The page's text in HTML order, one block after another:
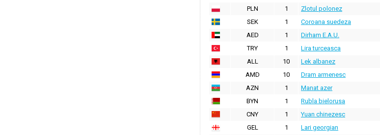
PLN
1 Zlotul polonez
SEK
1 Coroana suedeza
AED
1 Dirham E.A.U.
TRY
1 Lira turceasca
ALL
10 Lek albanez
AMD
10 Dram armenesc
AZN
1 Manat azer
BYN
1 Rubla bielorusa
CNY
1 Yuan chinezesc
GEL
1 Lari georgian